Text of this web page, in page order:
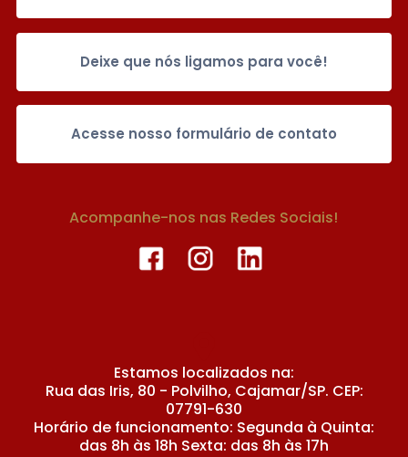
Deixe que nós ligamos para você!
Acesse nosso formulário de contato
Acompanhe-nos nas Redes Sociais!
Estamos localizados na:
Rua das Iris, 80 - Polvilho, Cajamar/SP. CEP:
07791-630
Horário de funcionamento: Segunda à Quinta:
das 8h às 18h Sexta: das 8h às 17h